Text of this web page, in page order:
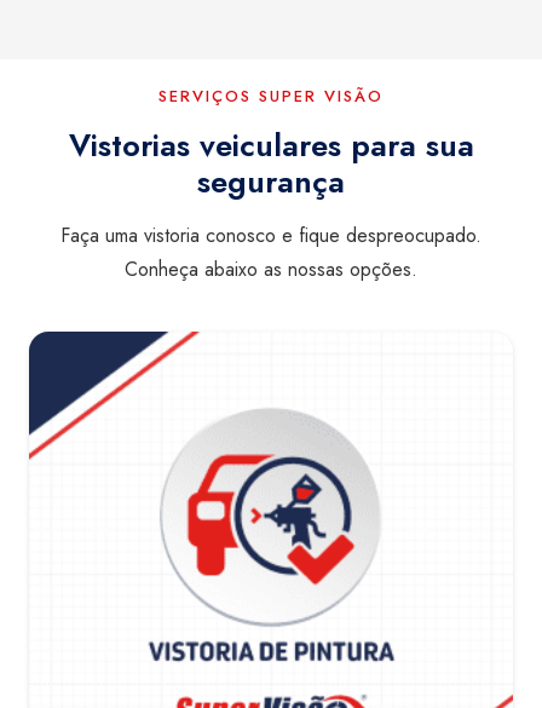
SERVIÇOS SUPER VISÃO
Vistorias veiculares para sua
segurança
Faça uma vistoria conosco e fique despreocupado.
Conheça abaixo as nossas opções.